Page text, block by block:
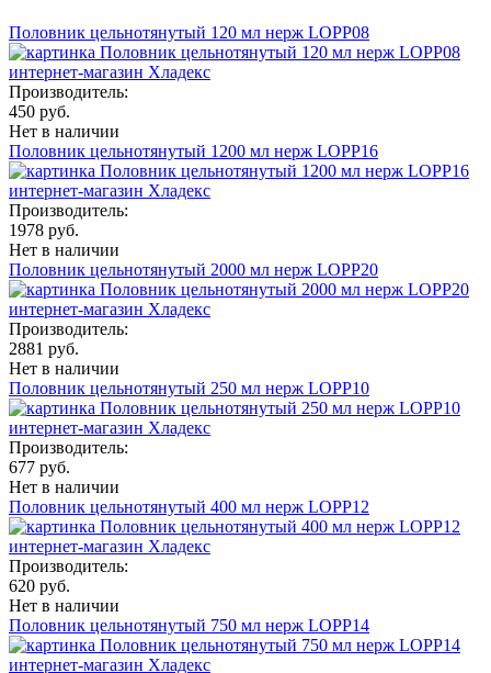
Половник цельнотянутый 120 мл нерж LOPP08
Производитель:
450 руб.
Нет в наличии
Половник цельнотянутый 1200 мл нерж LOPP16
Производитель:
1978 руб.
Нет в наличии
Половник цельнотянутый 2000 мл нерж LOPP20
Производитель:
2881 руб.
Нет в наличии
Половник цельнотянутый 250 мл нерж LOPP10
Производитель:
677 руб.
Нет в наличии
Половник цельнотянутый 400 мл нерж LOPP12
Производитель:
620 руб.
Нет в наличии
Половник цельнотянутый 750 мл нерж LOPP14